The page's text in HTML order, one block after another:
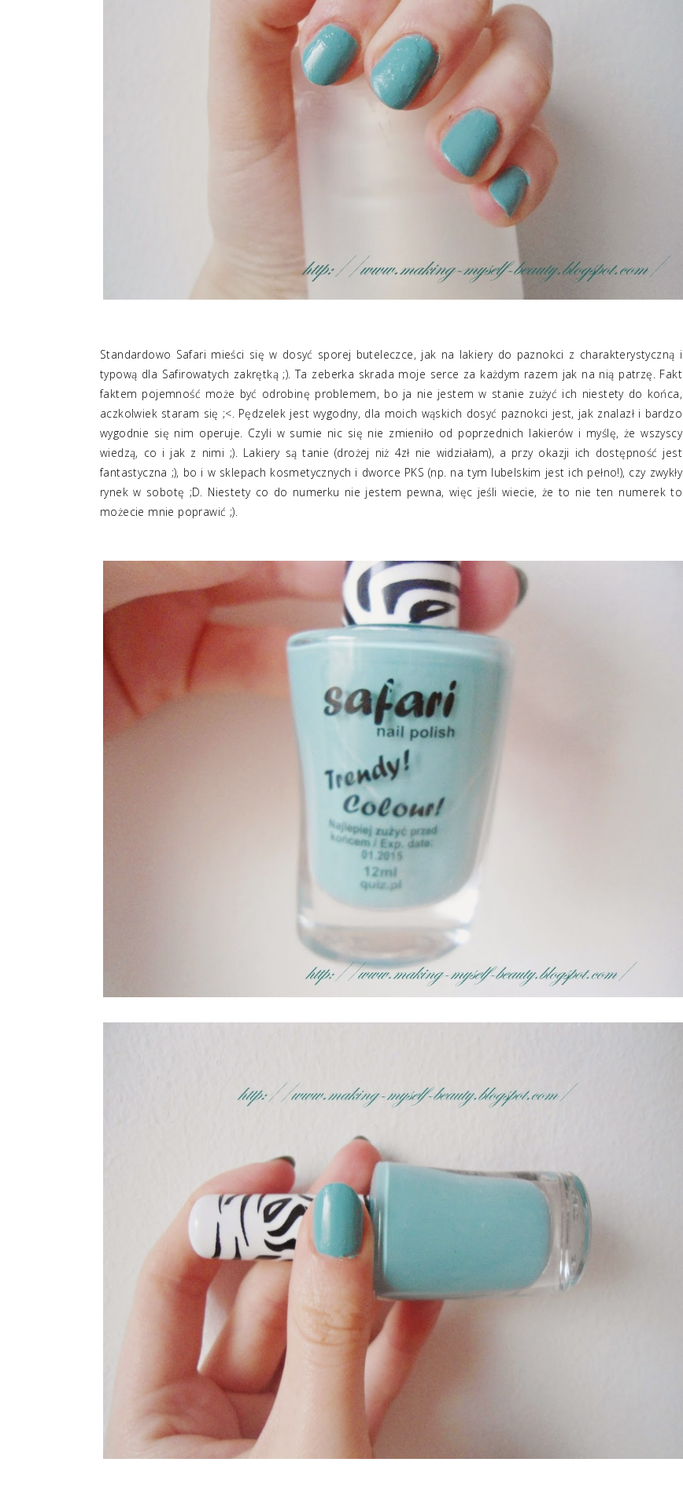
Standardowo Safari mieści się w dosyć sporej buteleczce, jak na lakiery do paznokci z charakterystyczną i
typową dla Safirowatych zakrętką ;). Ta zeberka skrada moje serce za każdym razem jak na nią patrzę. Fakt
faktem pojemność może być odrobinę problemem, bo ja nie jestem w stanie zużyć ich niestety do końca,
aczkolwiek staram się ;<. Pędzelek jest wygodny, dla moich wąskich dosyć paznokci jest, jak znalazł i bardzo
wygodnie się nim operuje. Czyli w sumie nic się nie zmieniło od poprzednich lakierów i myślę, że wszyscy
wiedzą, co i jak z nimi ;). Lakiery są tanie (drożej niż 4zł nie widziałam), a przy okazji ich dostępność jest
fantastyczna ;), bo i w sklepach kosmetycznych i dworce PKS (np. na tym lubelskim jest ich pełno!), czy zwykły
rynek w sobotę ;D. Niestety co do numerku nie jestem pewna, więc jeśli wiecie, że to nie ten numerek to
możecie mnie poprawić ;).